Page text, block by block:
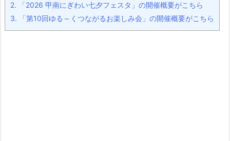
2. 「2026 甲南にぎわい七夕フェスタ」の開催概要がこちら
3. 「第10回ゆる～くつながるお楽しみ会」の開催概要がこちら